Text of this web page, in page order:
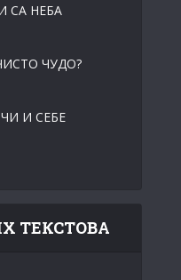
СА НЕБА
ЧУДО?
И СЕБЕ
ТЕКСТОВА